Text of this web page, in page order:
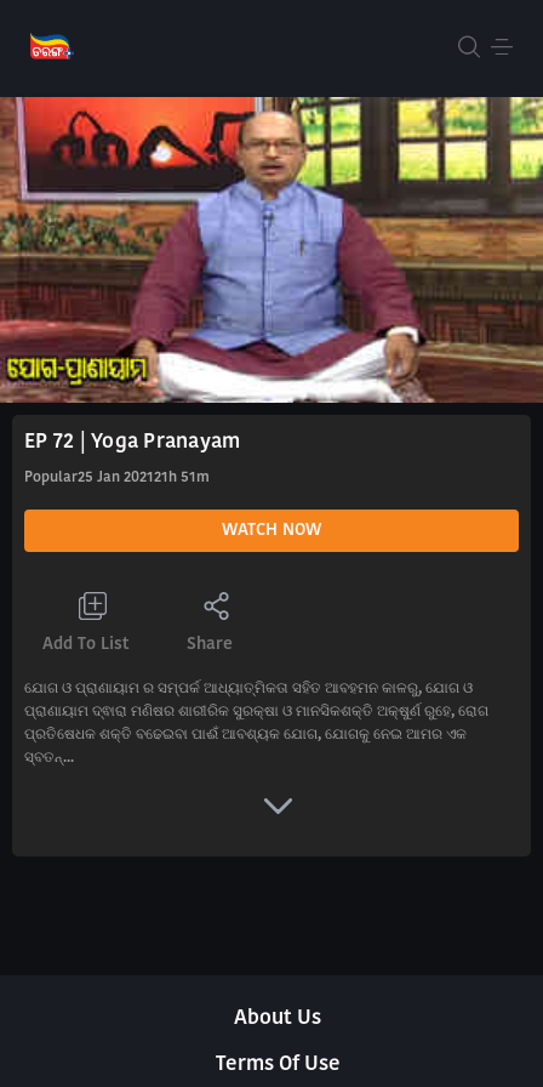
EP 72 | Yoga Pranayam
Popular25 Jan 2021 21h 51m
WATCH NOW
Add To List Share
ଯୋଗ ଓ ପ୍ରାଣାୟାମ ର ସମ୍ପର୍କ ଆଧ୍ୟାତ୍ମିକତା ସହିତ ଆବହମନ କାଳରୁ, ଯୋଗ ଓ
ପ୍ରାଣାୟାମ ଦ୍ଵାରା ମଣିଷର ଶାରୀରିକ ସୁରକ୍ଷା ଓ ମାନସିକଶକ୍ତି ଅକ୍ଷୁର୍ଣ ରୁହେ, ରୋଗ
ପ୍ରତିଷେଧକ ଶକ୍ତି ବଢେଇବା ପାଈଁ ଆବଶ୍ୟକ ଯୋଗ, ଯୋଗକୁ ନେଇ ଆମର ଏକ
ସ୍ବତନ୍...
About Us
Terms Of Use